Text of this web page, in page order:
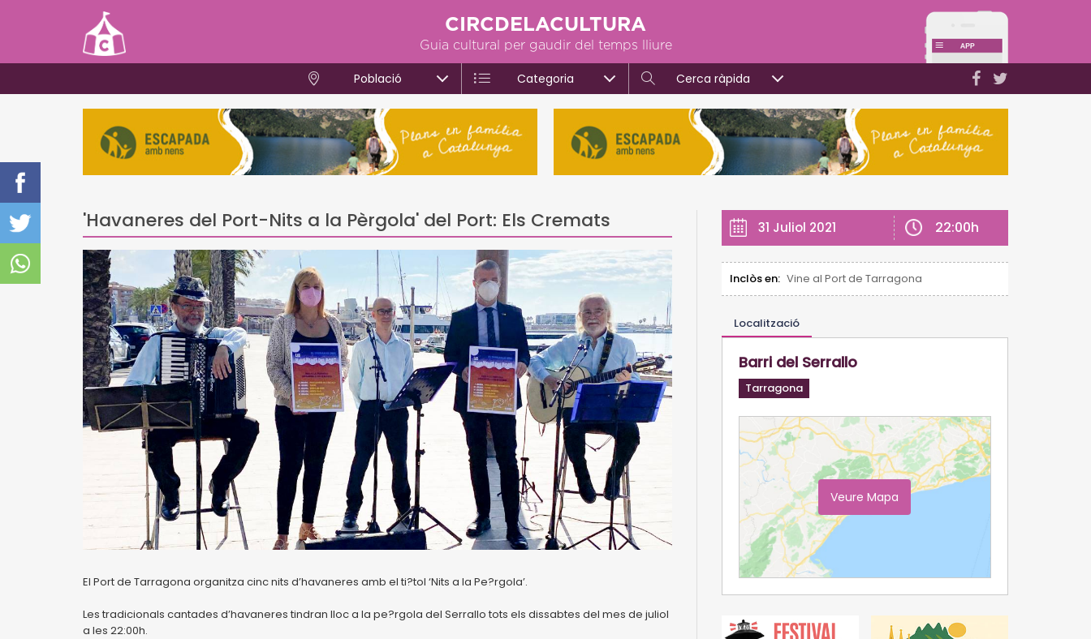
CIRCDELACULTURA
Guia cultural per gaudir del temps lliure
Població Categoria Cerca ràpida
'Havaneres del Port-Nits a la Pèrgola' del Port: Els Cremats
El Port de Tarragona organitza cinc nits d’havaneres amb el ti?tol ‘Nits a la Pe?rgola’.
Les tradicionals cantades d’havaneres tindran lloc a la pe?rgola del Serrallo tots els dissabtes del mes de juliol
a les 22:00h.
31 Juliol 2021 22:00h
Inclòs en: Vine al Port de Tarragona
Localització
Barri del Serrallo
Tarragona
Veure Mapa